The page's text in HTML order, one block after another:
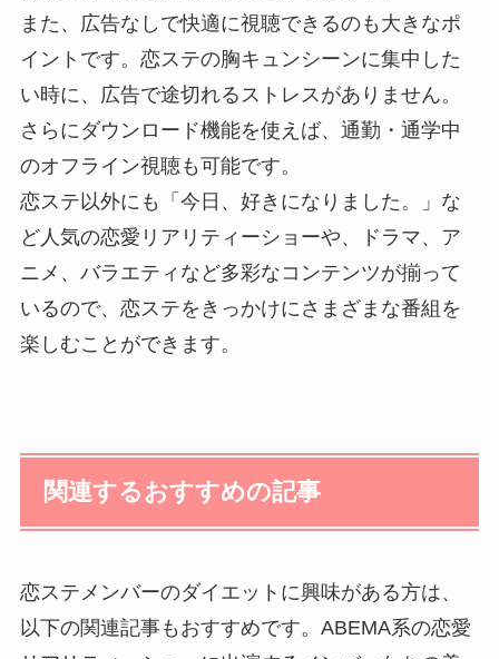
また、広告なしで快適に視聴できるのも大きなポ
イントです。恋ステの胸キュンシーンに集中した
い時に、広告で途切れるストレスがありません。
さらにダウンロード機能を使えば、通勤・通学中
のオフライン視聴も可能です。
恋ステ以外にも「今日、好きになりました。」な
ど人気の恋愛リアリティーショーや、ドラマ、ア
ニメ、バラエティなど多彩なコンテンツが揃って
いるので、恋ステをきっかけにさまざまな番組を
楽しむことができます。
関連するおすすめの記事
恋ステメンバーのダイエットに興味がある方は、
以下の関連記事もおすすめです。ABEMA系の恋愛